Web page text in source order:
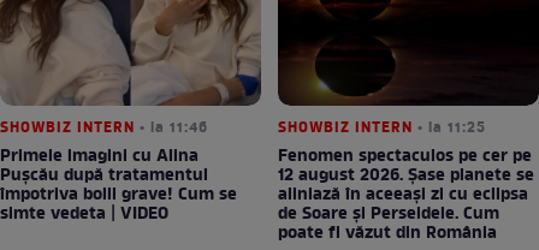
SHOWBIZ INTERN • la 11:46
Primele imagini cu Alina
Pușcău după tratamentul
împotriva bolii grave! Cum se
simte vedeta | VIDEO
SHOWBIZ INTERN • la 11:25
Fenomen spectaculos pe cer pe
12 august 2026. Șase planete se
aliniază în aceeași zi cu eclipsa
de Soare și Perseidele. Cum
poate fi văzut din România